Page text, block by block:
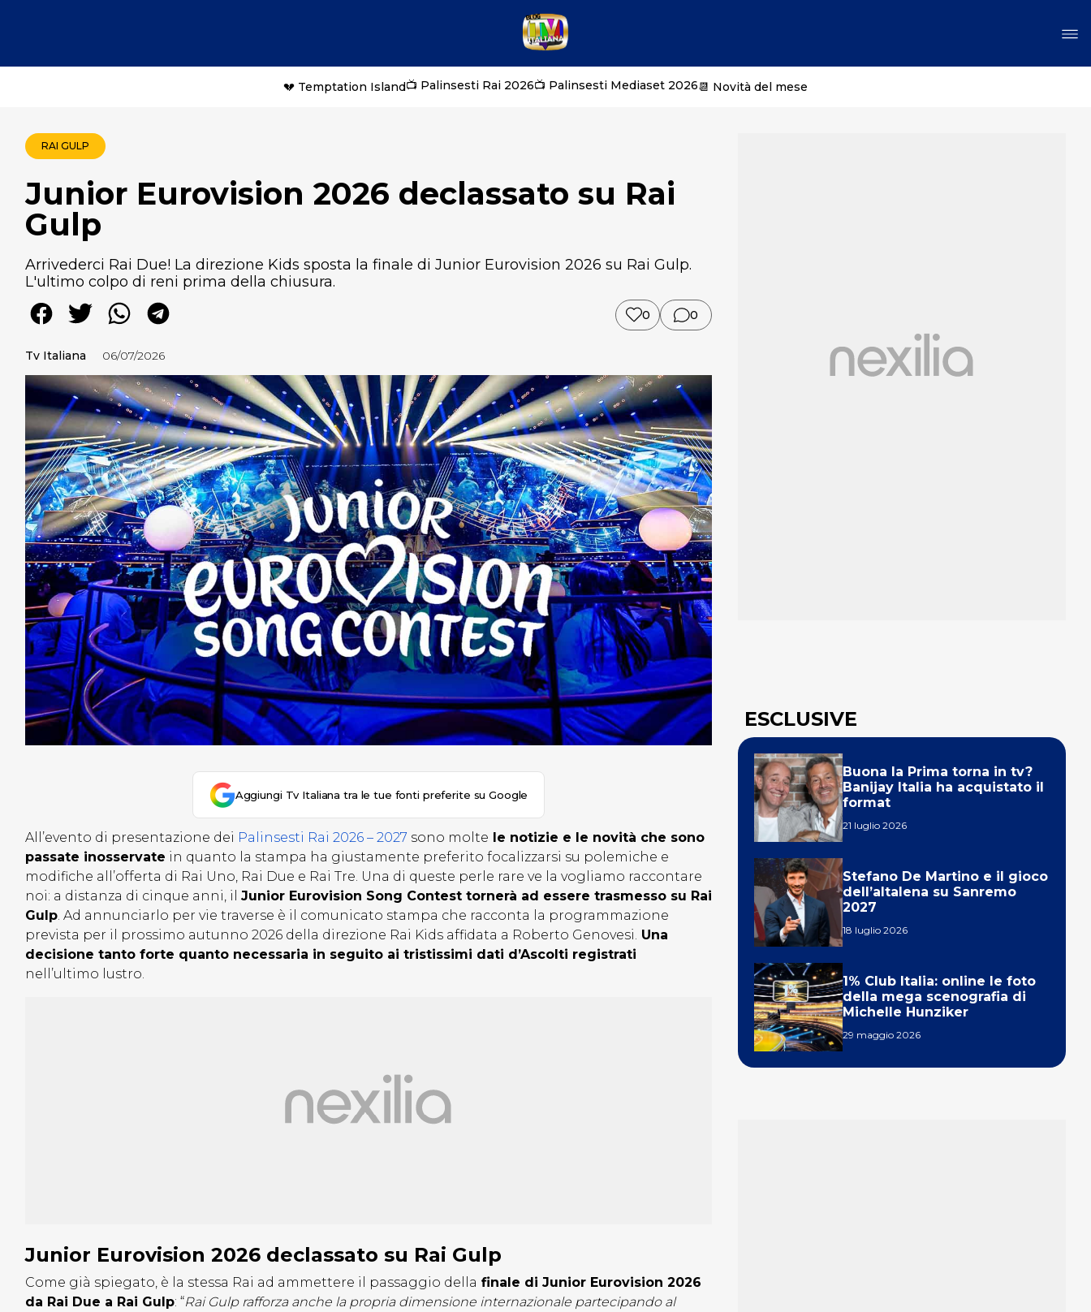
💔 Temptation Island📺 Palinsesti Rai 2026📺 Palinsesti Mediaset 2026📆 Novità del mese
RAI GULP
Junior Eurovision 2026 declassato su Rai
Gulp
Arrivederci Rai Due! La direzione Kids sposta la finale di Junior Eurovision 2026 su Rai Gulp.
L'ultimo colpo di reni prima della chiusura.
0 0
Tv Italiana 06/07/2026
Aggiungi Tv Italiana tra le tue fonti preferite su Google
All’evento di presentazione dei Palinsesti Rai 2026 – 2027 sono molte le notizie e le novità che sono
passate inosservate in quanto la stampa ha giustamente preferito focalizzarsi su polemiche e
modifiche all’offerta di Rai Uno, Rai Due e Rai Tre. Una di queste perle rare ve la vogliamo raccontare
noi: a distanza di cinque anni, il Junior Eurovision Song Contest tornerà ad essere trasmesso su Rai
Gulp . Ad annunciarlo per vie traverse è il comunicato stampa che racconta la programmazione
prevista per il prossimo autunno 2026 della direzione Rai Kids affidata a Roberto Genovesi. Una
decisione tanto forte quanto necessaria in seguito ai tristissimi dati d’Ascolti registrati
nell’ultimo lustro.
Junior Eurovision 2026 declassato su Rai Gulp
Come già spiegato, è la stessa Rai ad ammettere il passaggio della finale di Junior Eurovision 2026
da Rai Due a Rai Gulp: “Rai Gulp rafforza anche la propria dimensione internazionale partecipando al
ESCLUSIVE
Buona la Prima torna in tv?
Banijay Italia ha acquistato il
format
21 luglio 2026
Stefano De Martino e il gioco
dell’altalena su Sanremo
2027
18 luglio 2026
1% Club Italia: online le foto
della mega scenografia di
Michelle Hunziker
29 maggio 2026